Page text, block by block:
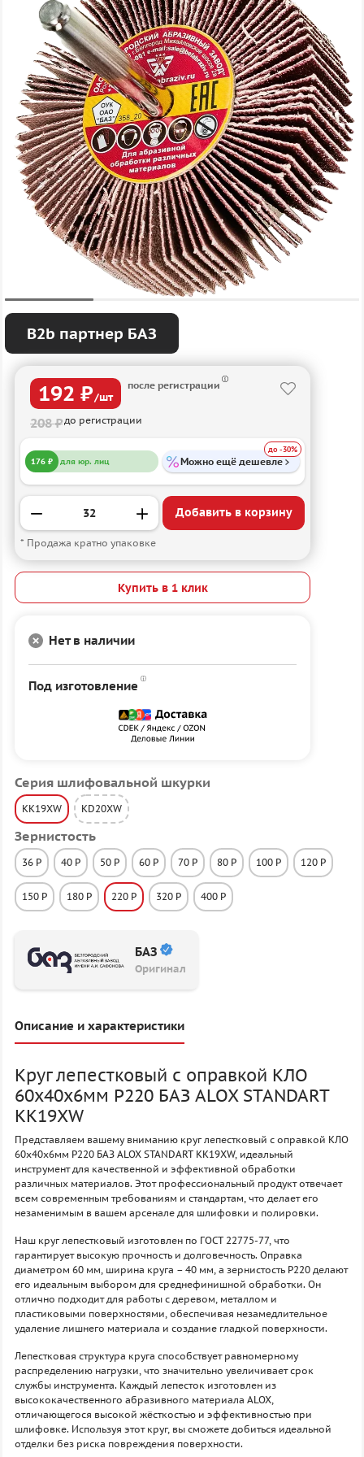
B2b партнер БАЗ
Серия шлифовальной шкурки
KK19XW KD20XW
Зернистость
36 P 40 P 50 P 60 P 70 P 80 P 100 P 120 P
150 P 180 P 220 P 320 P 400 P
БАЗ
Оригинал
192 ₽/шт
после регистрации
208 ₽до регистрации
176 ₽ для юр. лиц Можно ещё дешевле
до -30%
Добавить в корзину
* Продажа кратно упаковке
Купить в 1 клик
Нет в наличии
Под изготовление
Описание и характеристики
Круг лепестковый с оправкой КЛО
60х40х6мм P220 БАЗ ALOX STANDART
KK19XW
Представляем вашему вниманию круг лепестковый с оправкой КЛО
60х40х6мм P220 БАЗ ALOX STANDART KK19XW, идеальный
инструмент для качественной и эффективной обработки
различных материалов. Этот профессиональный продукт отвечает
всем современным требованиям и стандартам, что делает его
незаменимым в вашем арсенале для шлифовки и полировки.
Наш круг лепестковый изготовлен по ГОСТ 22775-77, что
гарантирует высокую прочность и долговечность. Оправка
диаметром 60 мм, ширина круга – 40 мм, а зернистость P220 делают
его идеальным выбором для среднефинишной обработки. Он
отлично подходит для работы с деревом, металлом и
пластиковыми поверхностями, обеспечивая незамедлительное
удаление лишнего материала и создание гладкой поверхности.
Лепестковая структура круга способствует равномерному
распределению нагрузки, что значительно увеличивает срок
службы инструмента. Каждый лепесток изготовлен из
высококачественного абразивного материала ALOX,
отличающегося высокой жёсткостью и эффективностью при
шлифовке. Используя этот круг, вы сможете добиться идеальной
отделки без риска повреждения поверхности.